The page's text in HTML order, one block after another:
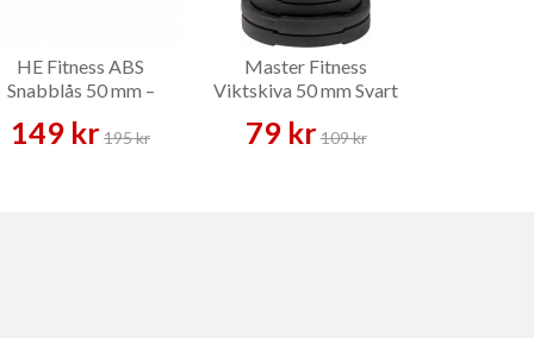
HE Fitness ABS
Snabblås 50 mm –
149 kr195 kr
Master Fitness
Viktskiva 50 mm Svart
Viktskiva
79 kr109 kr